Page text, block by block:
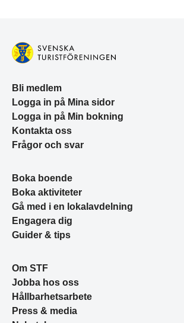
Bli medlem
Logga in på Mina sidor
Logga in på Min bokning
Kontakta oss
Frågor och svar
Boka boende
Boka aktiviteter
Gå med i en lokalavdelning
Engagera dig
Guider & tips
Om STF
Jobba hos oss
Hållbarhetsarbete
Press & media